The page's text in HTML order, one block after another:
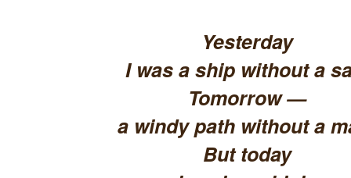
Yesterday
I was a ship without a
Tomorrow —
a windy path without a
But today